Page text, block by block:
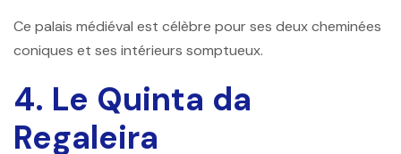
Ce palais médiéval est célèbre pour ses deux cheminées
coniques et ses intérieurs somptueux.
4. Le Quinta da
Regaleira